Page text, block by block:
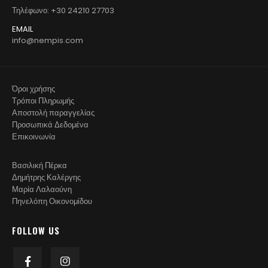
Τηλέφωνο: +30 24210 27703
EMAIL
info@nempis.com
Όροι χρήσης
Τρόποι Πληρωμής
Αποστολή παραγγελίας
Προσωπικά Δεδομένα
Επικοινωνία
Βασιλική Πέρκα
Δημήτρης Καλέργης
Μαρία Λαλαούνη
Πηνελόπη Οικονομίδου
FOLLOW US